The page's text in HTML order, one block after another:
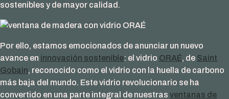
sostenibles y de mayor calidad.
Por ello, estamos emocionados de anunciar un nuevo
avance en innovación sostenible: el vidrio ORAÉ, de Saint
Gobain, reconocido como el vidrio con la huella de carbono
más baja del mundo. Este vidrio revolucionario se ha
convertido en una parte integral de nuestras ventanas de